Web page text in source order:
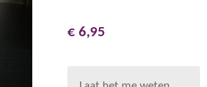
€ 6,95